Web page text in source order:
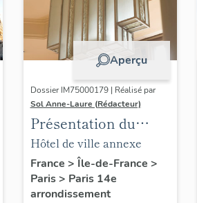
Aperçu
Dossier IM75000179 | Réalisé par
Sol Anne-Laure (Rédacteur)
Présentation du
mobilier de la mairie
annexe
Hôtel de ville annexe
France > Île-de-France >
Paris> Paris 14e
arrondissement